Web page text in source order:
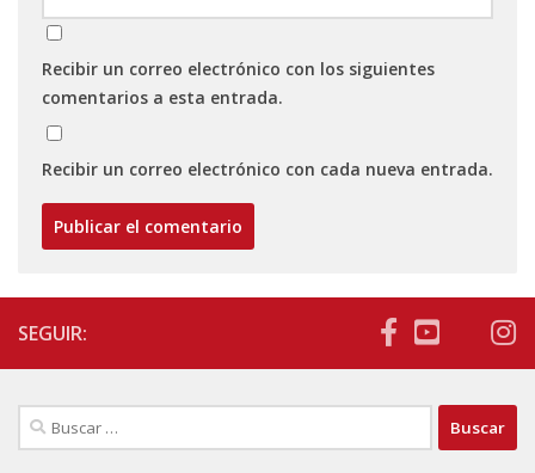
Recibir un correo electrónico con los siguientes
comentarios a esta entrada.
Recibir un correo electrónico con cada nueva entrada.
SEGUIR:
Buscar: